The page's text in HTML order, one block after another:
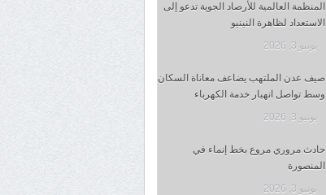
المنظمة العالمية للأرصاد الجوية تدعو إلى
الاستعداد لظاهرة النينيو
يونيو 3, 2026
صيف عدن الملتهب يضاعف معاناة السكان
وسط تواصل انهيار خدمة الكهرباء
يونيو 3, 2026
حادث مروري مروع بخط إنماء في
المنصورة
يونيو 3, 2026